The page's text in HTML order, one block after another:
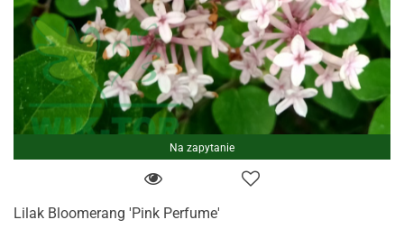
Na zapytanie
Lilak Bloomerang 'Pink Perfume'